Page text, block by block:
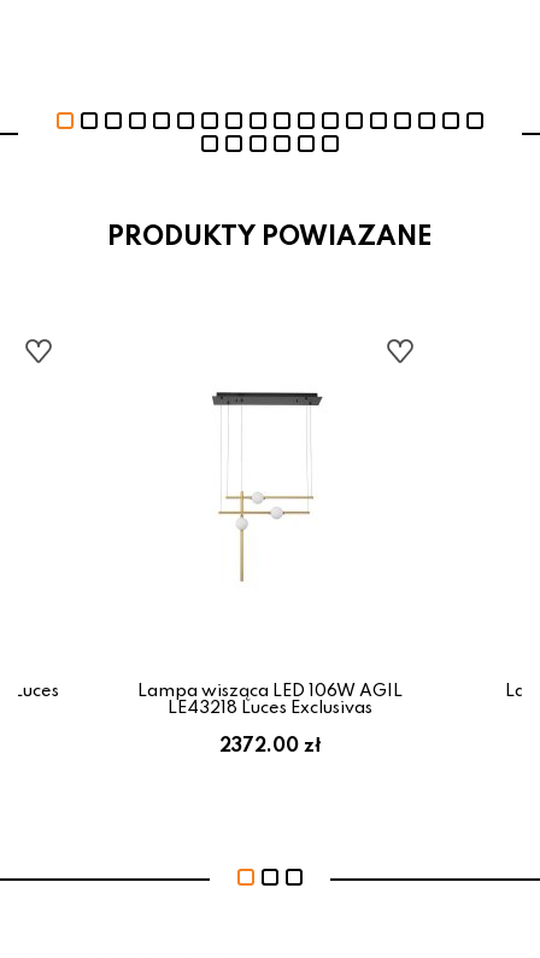
PRODUKTY POWIAZANE
Luces
Lampa wisząca LED 106W AGIL
LE43218 Luces Exclusivas
2372.00 zł